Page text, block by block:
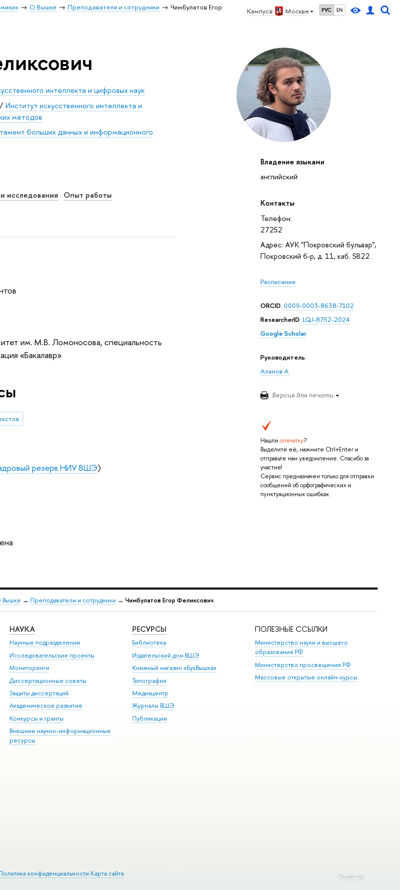
Кампус в Москве РУС EN
О Вышке Преподаватели и сотрудники
Чимбулатов Егор
Владение языками
английский
Контакты
Телефон:
27252
Адрес: АУК "Покровский бульвар",
Покровский б-р, д. 11, каб. S822
Расписание
ORCID: 0009-0003-8638-7102
ResearcherID: LQJ-8752-2024
Google Scholar
Руководитель
Аланов А.
Версия для печати
Нашли опечатку?
Выделите её, нажмите Ctrl+Enter и
отправьте нам уведомление. Спасибо за
участие!
Сервис предназначен только для отправки
сообщений об орфографических и
пунктуационных ошибках.
интеллекта и цифровых наук
/Институт искусственного интеллекта и
методов
больших данных и информационного
исследования
Опыт работы
им. М.В. Ломоносова, специальность
«Бакалавр»
резерв НИУ ВШЭ)
Вышке → Преподаватели и сотрудники → Чимбулатов Егор Феликсович
НАУКА
Научные подразделения
Исследовательские проекты
Мониторинги
Диссертационные советы
Защиты диссертаций
Академическое развитие
Конкурсы и гранты
Внешние научно-информационные
ресурсы
РЕСУРСЫ
Библиотека
Издательский дом ВШЭ
Книжный магазин «БукВышка»
Типография
Медиацентр
Журналы ВШЭ
Публикации
ПОЛЕЗНЫЕ ССЫЛКИ
Министерство науки и высшего
образования РФ
Министерство просвещения РФ
Массовые открытые онлайн-курсы
Редактору
конфиденциальности Карта сайта